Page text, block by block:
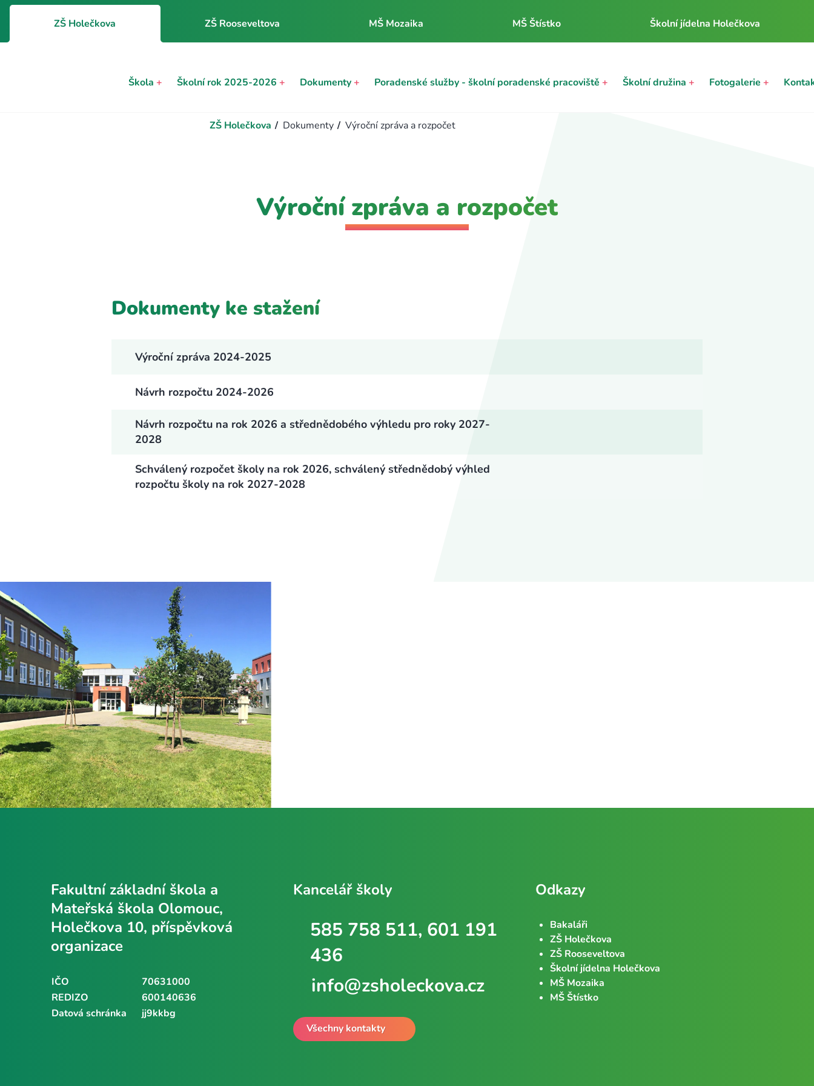
ZŠ Holečkova ZŠ Rooseveltova MŠ Mozaika MŠ Štístko Školní jídelna Holečkova
Škola + Školní rok 2025-2026 + Dokumenty+ Poradenské služby - školní poradenské pracoviště + Školní družina + Fotogalerie +
ZŠ Holečkova / Dokumenty / Výroční zpráva a rozpočet
Výroční zpráva a rozpočet
Dokumenty ke stažení
Výroční zpráva 2024-2025
Návrh rozpočtu 2024-2026
Návrh rozpočtu na rok 2026 a střednědobého výhledu pro roky 2027-
2028
Schválený rozpočet školy na rok 2026, schválený střednědobý výhled
rozpočtu školy na rok 2027-2028
Fakultní základní škola a
Mateřská škola Olomouc,
Holečkova 10, příspěvková
organizace
IČO
70631000
REDIZO
600140636
Datová schránka
jj9kkbg
Kancelář školy
585 758 511, 601 191
436
info@zsholeckova.cz
Všechny kontakty
Odkazy
Bakaláři
ZŠ Holečkova
ZŠ Rooseveltova
Školní jídelna Holečkova
MŠ Mozaika
MŠ Štístko